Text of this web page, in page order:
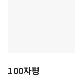
100자평